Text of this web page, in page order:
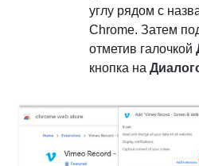
углу рядом с
Chrome. Затем
отметив галочкой
кнопка на